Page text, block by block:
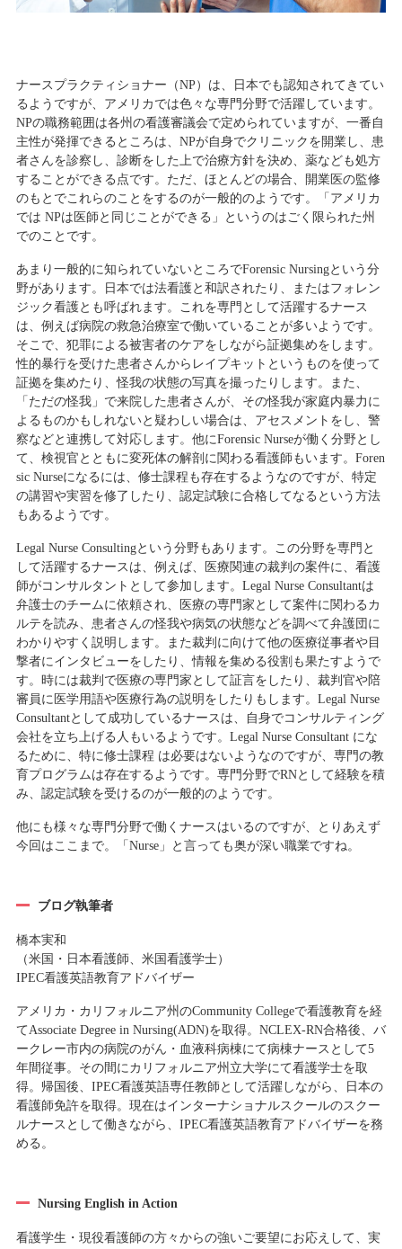
ナースプラクティショナー（NP）は、日本でも認知されてきてい
るようですが、アメリカでは色々な専門分野で活躍しています。
NPの職務範囲は各州の看護審議会で定められていますが、一番自
主性が発揮できるところは、NPが自身でクリニックを開業し、患
者さんを診察し、診断をした上で治療方針を決め、薬なども処方
することができる点です。ただ、ほとんどの場合、開業医の監修
のもとでこれらのことをするのが一般的のようです。「アメリカ
では NPは医師と同じことができる」というのはごく限られた州
でのことです。
あまり一般的に知られていないところでForensic Nursingという分
野があります。日本では法看護と和訳されたり、またはフォレン
ジック看護とも呼ばれます。これを専門として活躍するナース
は、例えば病院の救急治療室で働いていることが多いようです。
そこで、犯罪による被害者のケアをしながら証拠集めをします。
性的暴行を受けた患者さんからレイプキットというものを使って
証拠を集めたり、怪我の状態の写真を撮ったりします。また、
「ただの怪我」で来院した患者さんが、その怪我が家庭内暴力に
よるものかもしれないと疑わしい場合は、アセスメントをし、警
察などと連携して対応します。他にForensic Nurseが働く分野とし
て、検視官とともに変死体の解剖に関わる看護師もいます。Foren
sic Nurseになるには、修士課程も存在するようなのですが、特定
の講習や実習を修了したり、認定試験に合格してなるという方法
もあるようです。
Legal Nurse Consultingという分野もあります。この分野を専門と
して活躍するナースは、例えば、医療関連の裁判の案件に、看護
師がコンサルタントとして参加します。Legal Nurse Consultantは
弁護士のチームに依頼され、医療の専門家として案件に関わるカ
ルテを読み、患者さんの怪我や病気の状態などを調べて弁護団に
わかりやすく説明します。また裁判に向けて他の医療従事者や目
撃者にインタビューをしたり、情報を集める役割も果たすようで
す。時には裁判で医療の専門家として証言をしたり、裁判官や陪
審員に医学用語や医療行為の説明をしたりもします。Legal Nurse
Consultantとして成功しているナースは、自身でコンサルティング
会社を立ち上げる人もいるようです。Legal Nurse Consultant にな
るために、特に修士課程 は必要はないようなのですが、専門の教
育プログラムは存在するようです。専門分野でRNとして経験を積
み、認定試験を受けるのが一般的のようです。
他にも様々な専門分野で働くナースはいるのですが、とりあえず
今回はここまで。「Nurse」と言っても奥が深い職業ですね。
ブログ執筆者
橋本実和
（米国・日本看護師、米国看護学士）
IPEC看護英語教育アドバイザー
アメリカ・カリフォルニア州のCommunity Collegeで看護教育を経
てAssociate Degree in Nursing(ADN)を取得。NCLEX-RN合格後、バ
ークレー市内の病院のがん・血液科病棟にて病棟ナースとして5
年間従事。その間にカリフォルニア州立大学にて看護学士を取
得。帰国後、IPEC看護英語専任教師として活躍しながら、日本の
看護師免許を取得。現在はインターナショナルスクールのスクー
ルナースとして働きながら、IPEC看護英語教育アドバイザーを務
める。
Nursing English in Action
看護学生・現役看護師の方々からの強いご要望にお応えして、実